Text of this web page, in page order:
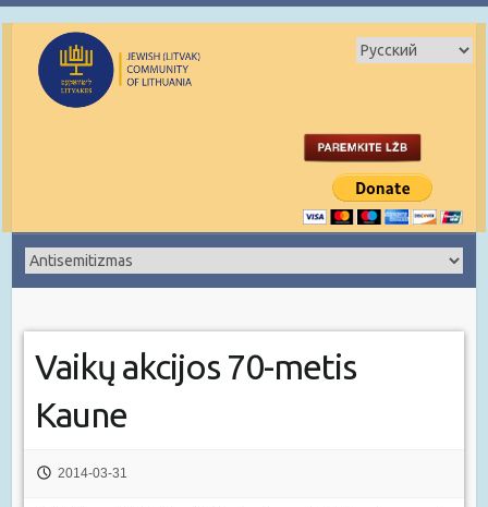
Vaikų akcijos 70-metis
Kaune
2014-03-31